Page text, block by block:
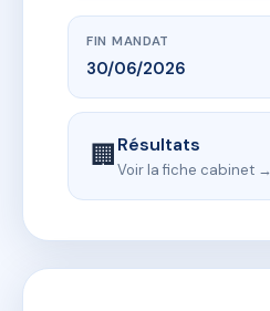
FIN MANDAT
30/06/2026
🏢Résultats
Voir la fiche cabinet →